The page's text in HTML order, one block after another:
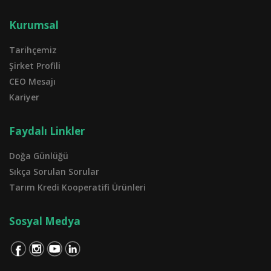
Kurumsal
Tarihçemiz
Şirket Profili
CEO Mesajı
Kariyer
Faydalı Linkler
Doğa Günlüğü
Sıkça Sorulan Sorular
Tarım Kredi Kooperatifi Ürünleri
Sosyal Medya